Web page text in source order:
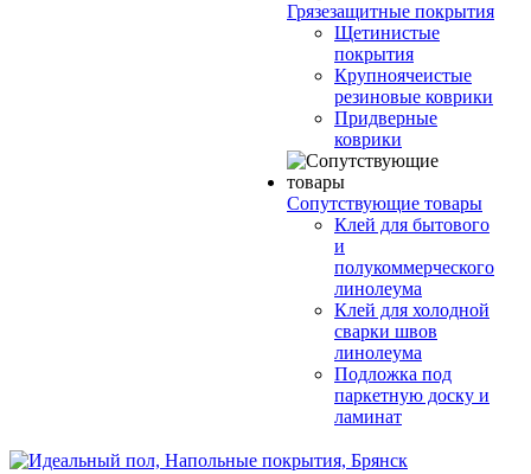
Грязезащитные покрытия
Щетинистые
покрытия
Крупноячеистые
резиновые коврики
Придверные
коврики
Сопутствующие товары
Клей для бытового
и
полукоммерческого
линолеума
Клей для холодной
сварки швов
линолеума
Подложка под
паркетную доску и
ламинат